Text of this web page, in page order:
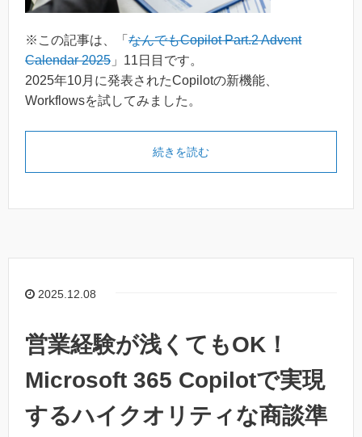
※この記事は、「 なんでもCopilot Part.2 Advent
Calendar 2025 」11日目です。
2025年10月に発表されたCopilotの新機能、
Workflowsを試してみました。
続きを読む
2025.12.08
営業経験が浅くてもOK！
Microsoft 365 Copilotで実現
するハイクオリティな商談準